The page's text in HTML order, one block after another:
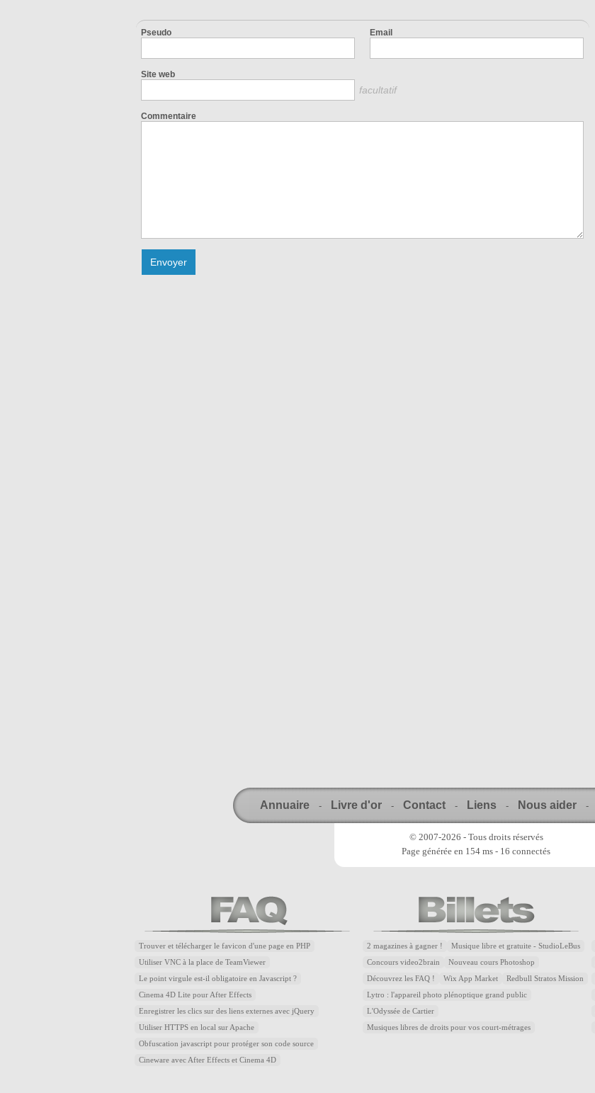
Pseudo Email
Site web
facultatif
Commentaire
Annuaire - Livre d'or - Contact - Liens - Nous aider -
© 2007-2026 - Tous droits réservés
Page générée en 154 ms - 16 connectés
Trouver et télécharger le favicon d'une page en PHP
Utiliser VNC à la place de TeamViewer
Le point virgule est-il obligatoire en Javascript ?
Cinema 4D Lite pour After Effects
Enregistrer les clics sur des liens externes avec jQuery
Utiliser HTTPS en local sur Apache
Obfuscation javascript pour protéger son code source
Cineware avec After Effects et Cinema 4D
2 magazines à gagner ! Musique libre et gratuite - StudioLeBus
Concours video2brain Nouveau cours Photoshop
Découvrez les FAQ ! Wix App Market Redbull Stratos Mission
Lytro : l'appareil photo plénoptique grand public
L'Odyssée de Cartier
Musiques libres de droits pour vos court-métrages